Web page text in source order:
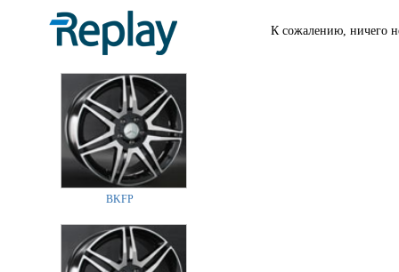
BKFP
К сожалению, ничего